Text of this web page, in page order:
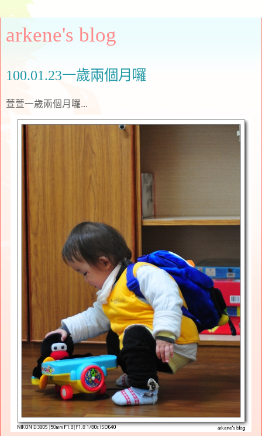
arkene's blog
100.01.23一歲兩個月囉
萱萱一歲兩個月囉...